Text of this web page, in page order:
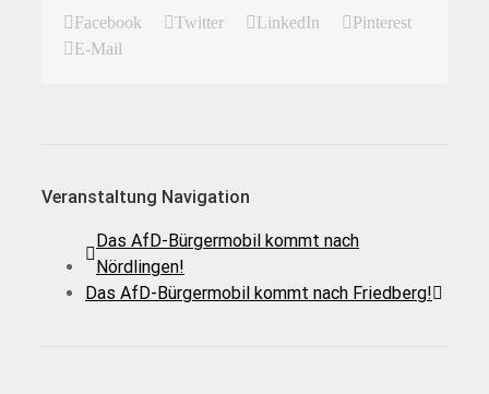
Facebook Twitter LinkedIn
Pinterest
E-Mail
Veranstaltung Navigation
Das AfD-Bürgermobil kommt nach
Nördlingen!
Das AfD-Bürgermobil kommt nach Friedberg!